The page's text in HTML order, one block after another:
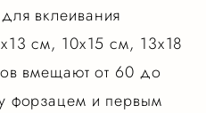
вклеивания
см, 10х15 см, 13х18
вмещают от 60 до
форзацем и первым